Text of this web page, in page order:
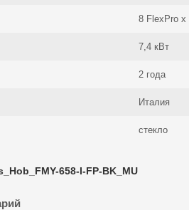
8 FlexPro х
7,4 кВт
2 года
Италия
стекло
658-I-FP-BK_MU